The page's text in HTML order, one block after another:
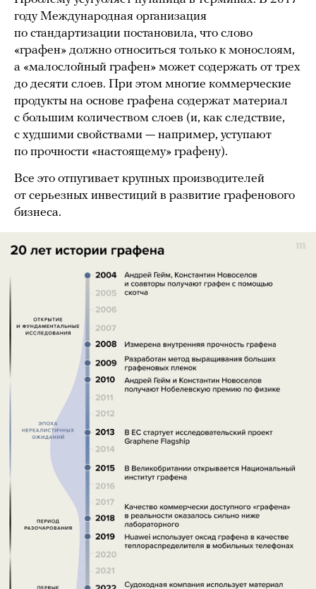
году Международная организация
по стандартизации постановила, что слово
«графен» должно относиться только к монослоям,
а «малослойный графен» может содержать от трех
до десяти слоев. При этом многие коммерческие
продукты на основе графена содержат материал
с большим количеством слоев (и, как следствие,
с худшими свойствами — например, уступают
по прочности «настоящему» графену).
Все это отпугивает крупных производителей
от серьезных инвестиций в развитие графенового
бизнеса.